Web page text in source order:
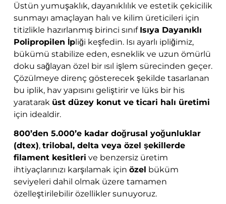
Üstün yumuşaklık, dayanıklılık ve estetik çekicilik
sunmayı amaçlayan halı ve kilim üreticileri için
titizlikle hazırlanmış birinci sınıf Isıya Dayanıklı
Polipropilen İpliği keşfedin. Isı ayarlı ipliğimiz,
bükümü stabilize eden, esneklik ve uzun ömürlü
doku sağlayan özel bir ısıl işlem sürecinden geçer.
Çözülmeye direnç gösterecek şekilde tasarlanan
bu iplik, hav yapısını geliştirir ve lüks bir his
yaratarak üst düzey konut ve ticari halı üretimi
için idealdir.
800’den 5.000’e kadar doğrusal yoğunluklar
(dtex), trilobal, delta veya özel şekillerde
filament kesitleri ve benzersiz üretim
ihtiyaçlarınızı karşılamak için özel büküm
seviyeleri dahil olmak üzere tamamen
özelleştirilebilir özellikler sunuyoruz.